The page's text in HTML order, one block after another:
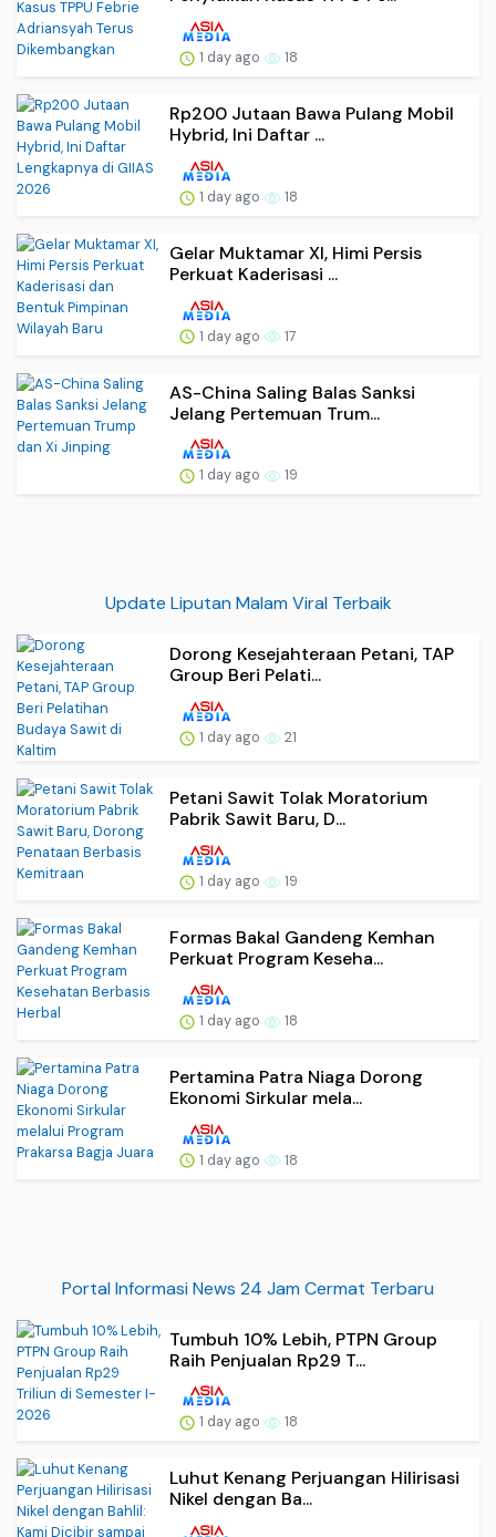
1 day ago 18
Rp200 Jutaan Bawa Pulang Mobil
Hybrid, Ini Daftar ...
1 day ago 18
Gelar Muktamar XI, Himi Persis
Perkuat Kaderisasi ...
1 day ago 17
AS-China Saling Balas Sanksi
Jelang Pertemuan Trum...
1 day ago 19
Update Liputan Malam Viral Terbaik
Dorong Kesejahteraan Petani, TAP
Group Beri Pelati...
1 day ago 21
Petani Sawit Tolak Moratorium
Pabrik Sawit Baru, D...
1 day ago 19
Formas Bakal Gandeng Kemhan
Perkuat Program Keseha...
1 day ago 18
Pertamina Patra Niaga Dorong
Ekonomi Sirkular mela...
1 day ago 18
Portal Informasi News 24 Jam Cermat Terbaru
Tumbuh 10% Lebih, PTPN Group
Raih Penjualan Rp29 T...
1 day ago 18
Luhut Kenang Perjuangan Hilirisasi
Nikel dengan Ba...